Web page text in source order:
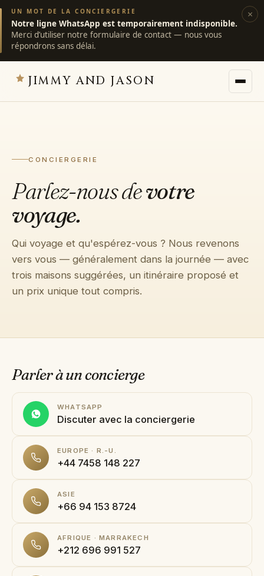
UN MOT DE LA CONCIERGERIE
Notre ligne WhatsApp est temporairement indisponible.
Merci d’utiliser notre formulaire de contact — nous vous
répondrons sans délai.
×
JIMMY AND JASON
Destinations
Services →
Journal →
Contact →
Contacter la conciergerie sur WhatsApp
Demander une villa
EUROPE +44 7458 148 227
ASIE +66 94 153 8724
CONCIERGERIE
Parlez-nous devotre
voyage.
Qui voyage et qu'espérez-vous ? Nous revenons
vers vous — généralement dans la journée — avec
trois maisons suggérées, un itinéraire proposé et
un prix unique tout compris.
Parler à un concierge
WHATSAPP
Discuter avec la conciergerie
EUROPE · R.-U.
+44 7458 148 227
ASIE
+66 94 153 8724
AFRIQUE · MARRAKECH
+212 696 991 527